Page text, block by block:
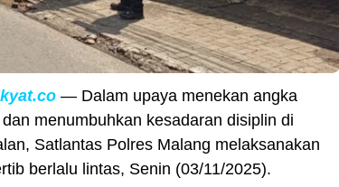
— Dalam upaya menekan angka
menumbuhkan kesadaran disiplin di
Satlantas Polres Malang melaksanakan
berlalu lintas, Senin (03/11/2025).